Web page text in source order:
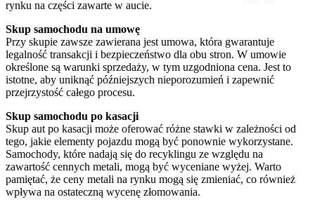
rynku na części zawarte w aucie.
Skup samochodu na umowę
Przy skupie zawsze zawierana jest umowa, która gwarantuje
legalność transakcji i bezpieczeństwo dla obu stron. W umowie
określone są warunki sprzedaży, w tym uzgodniona cena. Jest to
istotne, aby uniknąć późniejszych nieporozumień i zapewnić
przejrzystość całego procesu.
Skup samochodu po kasacji
Skup aut po kasacji może oferować różne stawki w zależności od
tego, jakie elementy pojazdu mogą być ponownie wykorzystane.
Samochody, które nadają się do recyklingu ze względu na
zawartość cennych metali, mogą być wyceniane wyżej. Warto
pamiętać, że ceny metali na rynku mogą się zmieniać, co również
wpływa na ostateczną wycenę złomowania.